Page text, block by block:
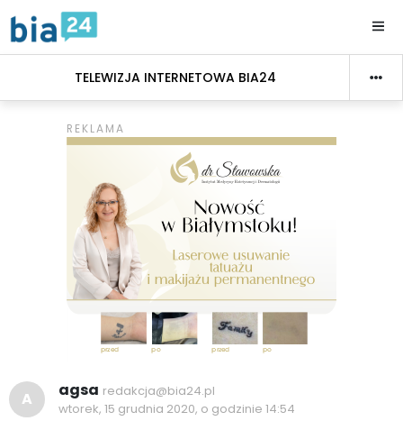
TELEWIZJA INTERNETOWA BIA24
A agsa redakcja@bia24.pl
wtorek, 15 grudnia 2020, o godzinie 14:54